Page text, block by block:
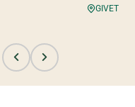
GIVET